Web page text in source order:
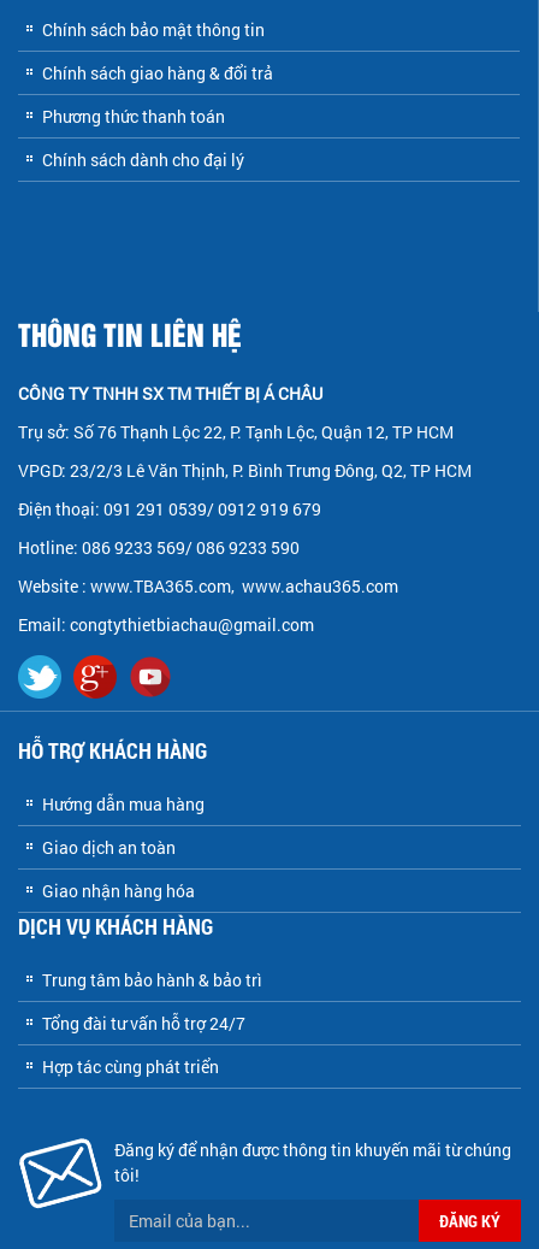
Chính sách bảo mật thông tin
Chính sách giao hàng & đổi trả
Phương thức thanh toán
Chính sách dành cho đại lý
THÔNG TIN LIÊN HỆ
CÔNG TY TNHH SX TM THIẾT BỊ Á CHÂU
Trụ sở: Số 76 Thạnh Lộc 22, P. Tạnh Lộc, Quận 12, TP HCM
VPGD: 23/2/3 Lê Văn Thịnh, P. Bình Trưng Đông, Q2, TP HCM
Điện thoại: 091 291 0539/ 0912 919 679
Hotline: 086 9233 569/ 086 9233 590
Website : www.TBA365.com, www.achau365.com
Email: congtythietbiachau@gmail.com
HỖ TRỢ KHÁCH HÀNG
Hướng dẫn mua hàng
Giao dịch an toàn
Giao nhận hàng hóa
DỊCH VỤ KHÁCH HÀNG
Trung tâm bảo hành & bảo trì
Tổng đài tư vấn hỗ trợ 24/7
Hợp tác cùng phát triển
Đăng ký để nhận được thông tin khuyến mãi từ chúng
tôi!